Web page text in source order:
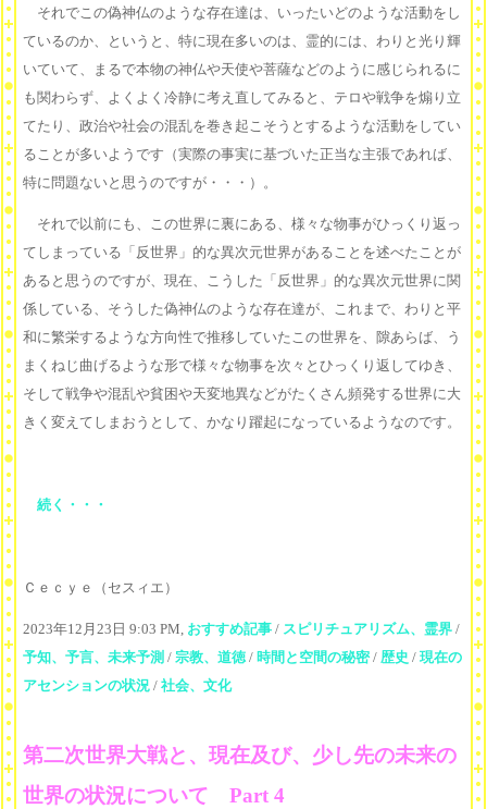
それでこの偽神仏のような存在達は、いったいどのような活動をし
ているのか、というと、特に現在多いのは、霊的には、わりと光り輝
いていて、まるで本物の神仏や天使や菩薩などのように感じられるに
も関わらず、よくよく冷静に考え直してみると、テロや戦争を煽り立
てたり、政治や社会の混乱を巻き起こそうとするような活動をしてい
ることが多いようです（実際の事実に基づいた正当な主張であれば、
特に問題ないと思うのですが・・・）。
それで以前にも、この世界に裏にある、様々な物事がひっくり返っ
てしまっている「反世界」的な異次元世界があることを述べたことが
あると思うのですが、現在、こうした「反世界」的な異次元世界に関
係している、そうした偽神仏のような存在達が、これまで、わりと平
和に繁栄するような方向性で推移していたこの世界を、隙あらば、う
まくねじ曲げるような形で様々な物事を次々とひっくり返してゆき、
そして戦争や混乱や貧困や天変地異などがたくさん頻発する世界に大
きく変えてしまおうとして、かなり躍起になっているようなのです。
続く・・・
Ｃｅｃｙｅ（セスィエ）
2023年12月23日 9:03 PM, おすすめ記事 / スピリチュアリズム、霊界 /
予知、予言、未来予測 / 宗教、道徳/ 時間と空間の秘密/ 歴史 / 現在の
アセンションの状況 / 社会、文化
第二次世界大戦と、現在及び、少し先の未来の
世界の状況について Part 4